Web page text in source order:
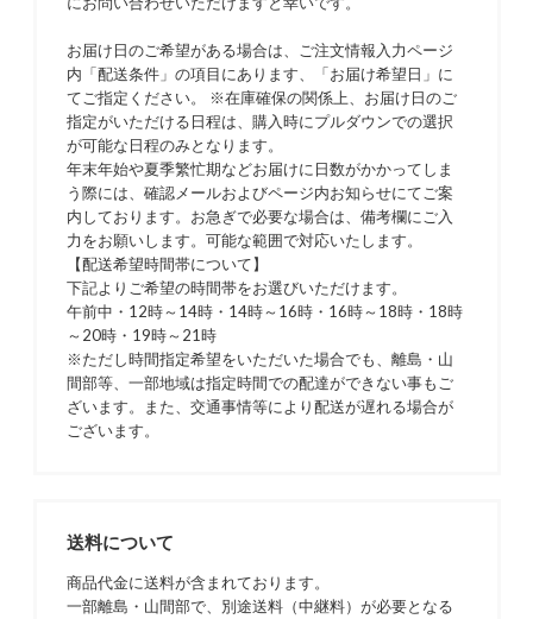
お届け日のご希望がある場合は、ご注文情報入力ページ
内「配送条件」の項目にあります、「お届け希望日」に
てご指定ください。 ※在庫確保の関係上、お届け日のご
指定がいただける日程は、購入時にプルダウンでの選択
が可能な日程のみとなります。
年末年始や夏季繁忙期などお届けに日数がかかってしま
う際には、確認メールおよびページ内お知らせにてご案
内しております。お急ぎで必要な場合は、備考欄にご入
力をお願いします。可能な範囲で対応いたします。
【配送希望時間帯について】
下記よりご希望の時間帯をお選びいただけます。
午前中・12時～14時・14時～16時・16時～18時・18時
～20時・19時～21時
※ただし時間指定希望をいただいた場合でも、離島・山
間部等、一部地域は指定時間での配達ができない事もご
ざいます。また、交通事情等により配送が遅れる場合が
ございます。
送料について
商品代金に送料が含まれております。
一部離島・山間部で、別途送料（中継料）が必要となる